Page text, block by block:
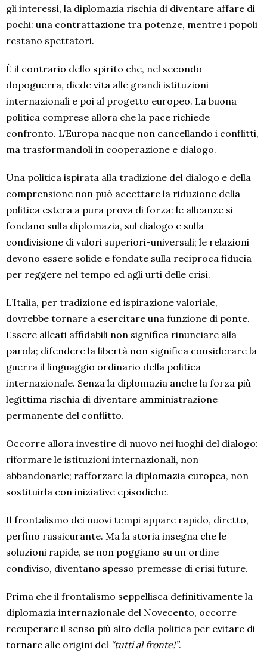
gli interessi, la diplomazia rischia di diventare affare di
pochi: una contrattazione tra potenze, mentre i popoli
restano spettatori.
È il contrario dello spirito che, nel secondo
dopoguerra, diede vita alle grandi istituzioni
internazionali e poi al progetto europeo. La buona
politica comprese allora che la pace richiede
confronto. L’Europa nacque non cancellando i conflitti,
ma trasformandoli in cooperazione e dialogo.
Una politica ispirata alla tradizione del dialogo e della
comprensione non può accettare la riduzione della
politica estera a pura prova di forza: le alleanze si
fondano sulla diplomazia, sul dialogo e sulla
condivisione di valori superiori-universali; le relazioni
devono essere solide e fondate sulla reciproca fiducia
per reggere nel tempo ed agli urti delle crisi.
L’Italia, per tradizione ed ispirazione valoriale,
dovrebbe tornare a esercitare una funzione di ponte.
Essere alleati affidabili non significa rinunciare alla
parola; difendere la libertà non significa considerare la
guerra il linguaggio ordinario della politica
internazionale. Senza la diplomazia anche la forza più
legittima rischia di diventare amministrazione
permanente del conflitto.
Occorre allora investire di nuovo nei luoghi del dialogo:
riformare le istituzioni internazionali, non
abbandonarle; rafforzare la diplomazia europea, non
sostituirla con iniziative episodiche.
Il frontalismo dei nuovi tempi appare rapido, diretto,
perfino rassicurante. Ma la storia insegna che le
soluzioni rapide, se non poggiano su un ordine
condiviso, diventano spesso premesse di crisi future.
Prima che il frontalismo seppellisca definitivamente la
diplomazia internazionale del Novecento, occorre
recuperare il senso più alto della politica per evitare di
tornare alle origini del “tutti al fronte!”.